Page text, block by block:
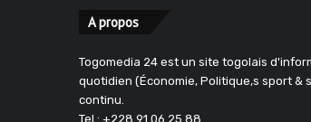
A propos
Togomedia 24 est un site togolais
quotidien (Économie, Politique,s sport
continu.
Tel : +228 91 06 25 88